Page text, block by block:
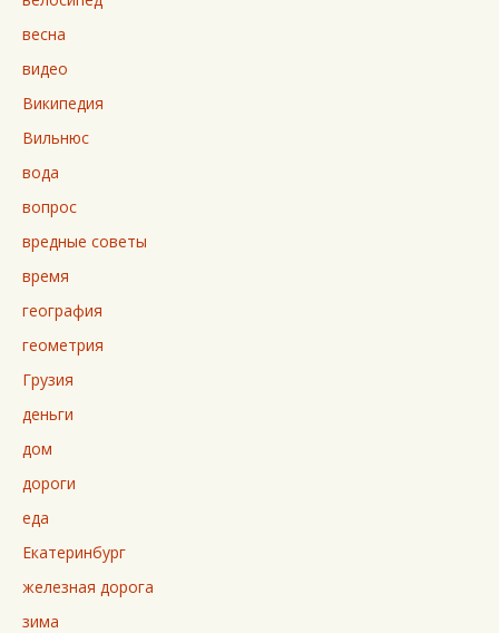
весна
видео
Википедия
Вильнюс
вода
вопрос
вредные советы
время
география
геометрия
Грузия
деньги
дом
дороги
еда
Екатеринбург
железная дорога
зима